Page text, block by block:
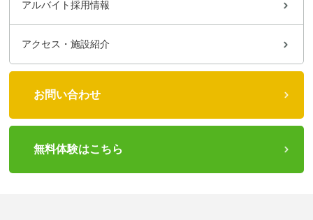
アルバイト採用情報
アクセス・施設紹介
お問い合わせ
無料体験はこちら